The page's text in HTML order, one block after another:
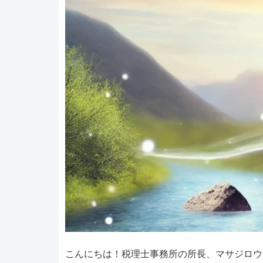
こんにちは！税理士事務所の所長、マサジロ